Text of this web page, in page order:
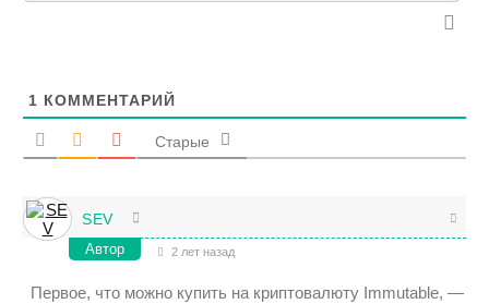
1 КОММЕНТАРИЙ
Старые
SEV
Автор 2 лет назад
Первое, что можно купить на криптовалюту Immutable, —